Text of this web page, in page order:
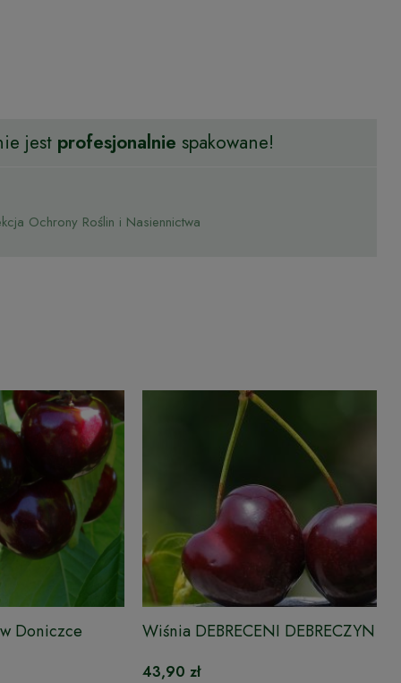
jest profesjonalnie spakowane!
Ochrony Roślin i Nasiennictwa
Doniczce Wiśnia DEBRECENI DEBRECZYN
43,90 zł